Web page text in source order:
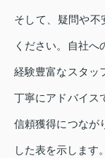
そして、疑問や不
ください。自社へ
経験豊富なスタッ
丁寧にアドバイス
信頼獲得につなが
した表を示します。